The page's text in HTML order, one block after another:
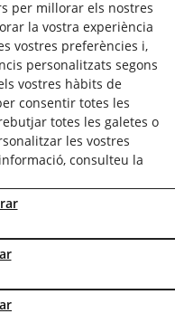
per millorar els nostres
la vostra experiència
vostres preferències i,
personalitzats segons
vostres hàbits de
consentir totes les
totes les galetes o
les vostres
consulteu la